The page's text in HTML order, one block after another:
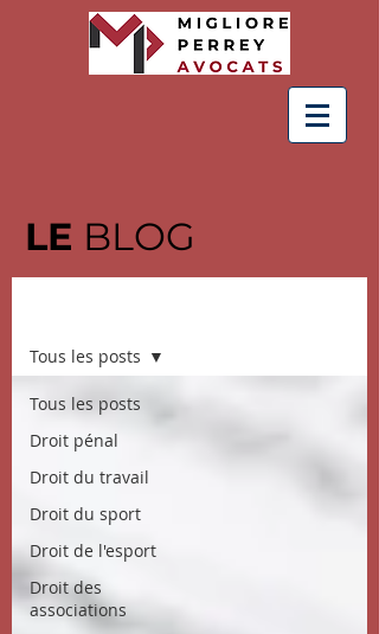
LE BLOG
Tous les posts
Droit pénal
Droit du travail
Droit du sport
Droit de l'esport
Droit des
associations
Tous les posts